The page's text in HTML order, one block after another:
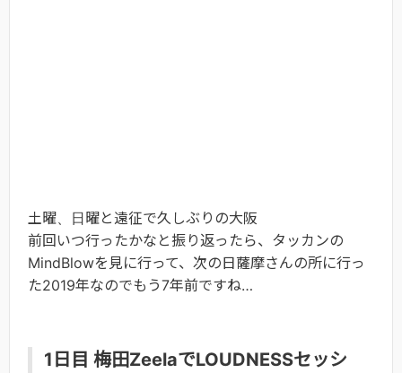
土曜、日曜と遠征で久しぶりの大阪
前回いつ行ったかなと振り返ったら、タッカンの
MindBlowを見に行って、次の日薩摩さんの所に行っ
た2019年なのでもう7年前ですね…
1日目 梅田ZeelaでLOUDNESSセッシ